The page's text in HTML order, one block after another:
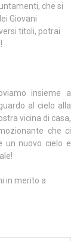
che si
Giovani
titoli, potrai
insieme a
al cielo alla
vicina di casa,
che ci
un nuovo cielo e
in merito a